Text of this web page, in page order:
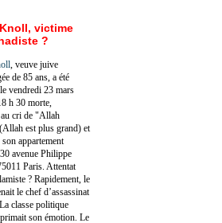
victime
?
, veuve juive
de 85 ans, a été
vendredi 23 mars
h 30 morte,
cri de "Allah
est plus grand) et
appartement
avenue Philippe
Paris. Attentat
? Rapidement, le
le chef d’assassinat
classe politique
son émotion. Le